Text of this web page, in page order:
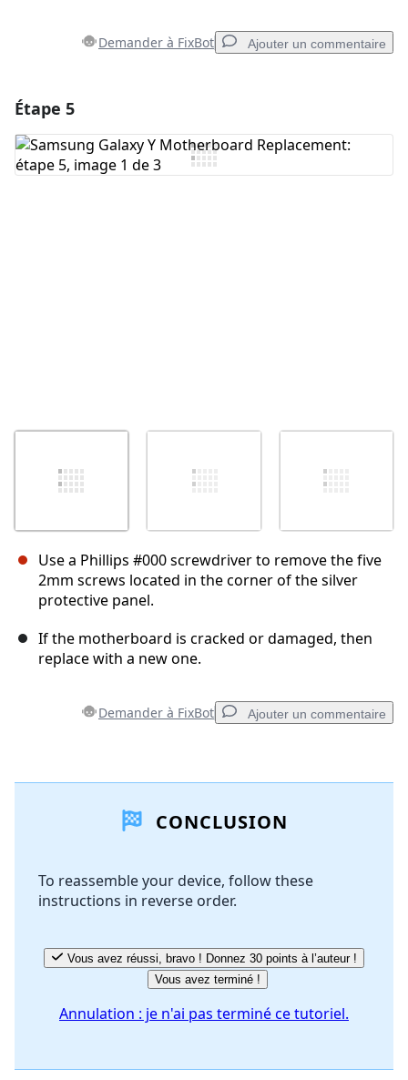
Demander à FixBot Ajouter un commentaire
Ajouter un commentaire
Étape 5
Use a Phillips #000 screwdriver to remove the five
2mm screws located in the corner of the silver
protective panel.
If the motherboard is cracked or damaged, then
replace with a new one.
Demander à FixBot Ajouter un commentaire
Ajouter un commentaire
Annuler Publier un commentaire
CONCLUSION
To reassemble your device, follow these
instructions in reverse order.
Vous avez réussi, bravo ! Donnez 30 points à l’auteur !
Vous avez terminé !
Annulation : je n'ai pas terminé ce tutoriel.